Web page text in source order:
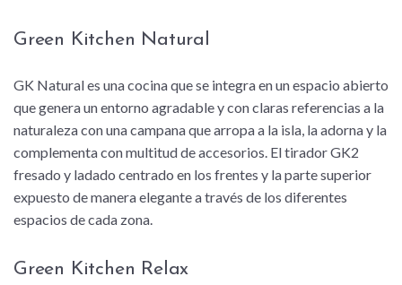
Green Kitchen Natural
GK Natural es una cocina que se integra en un espacio abierto
que genera un entorno agradable y con claras referencias a la
naturaleza con una campana que arropa a la isla, la adorna y la
complementa con multitud de accesorios. El tirador GK2
fresado y ladado centrado en los frentes y la parte superior
expuesto de manera elegante a través de los diferentes
espacios de cada zona.
Green Kitchen Relax